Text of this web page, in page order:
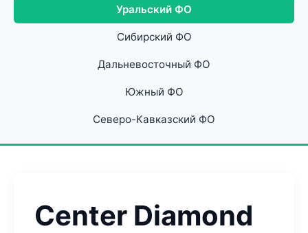
Уральский ФО
Сибирский ФО
Дальневосточный ФО
Южный ФО
Северо-Кавказский ФО
Center Diamond